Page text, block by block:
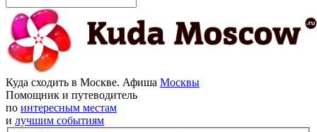
Куда сходить в Москве. Афиша Москвы
Помощник и путеводитель
по интересным местам
и лучшим событиям